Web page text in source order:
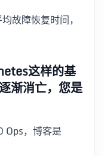
故障恢复时间，
这样的基
渐消亡，您是
Ops，博客是